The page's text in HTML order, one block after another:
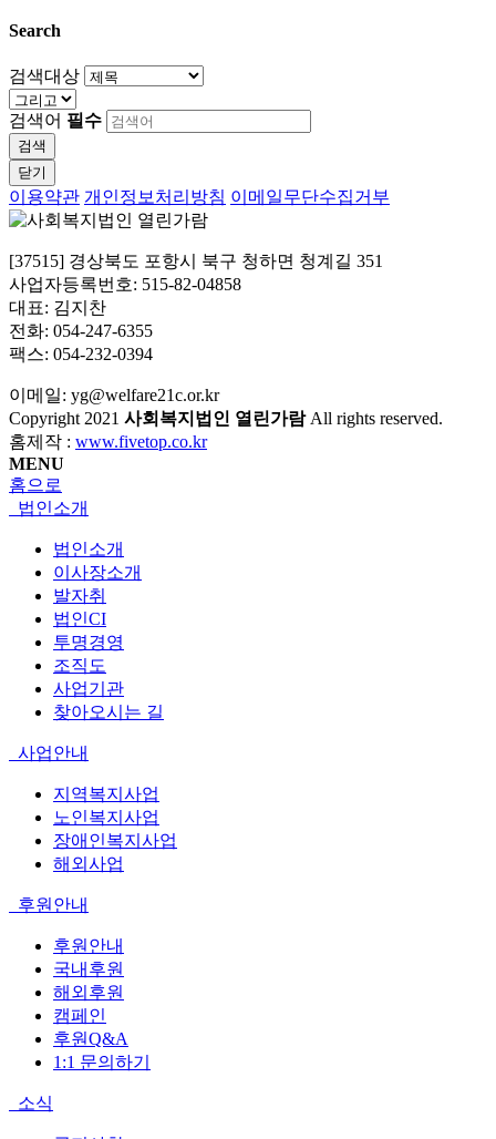
Search
검색대상
검색어 필수
검색
닫기
이용약관 개인정보처리방침 이메일무단수집거부
[37515] 경상북도 포항시 북구 청하면 청계길 351
사업자등록번호: 515-82-04858
대표: 김지찬
전화: 054-247-6355
팩스: 054-232-0394
이메일: yg@welfare21c.or.kr
Copyright 2021 사회복지법인 열린가람All rights reserved.
홈제작 : www.fivetop.co.kr
MENU
홈으로
법인소개
법인소개
이사장소개
발자취
법인CI
투명경영
조직도
사업기관
찾아오시는 길
사업안내
지역복지사업
노인복지사업
장애인복지사업
해외사업
후원안내
후원안내
국내후원
해외후원
캠페인
후원Q&A
1:1 문의하기
소식